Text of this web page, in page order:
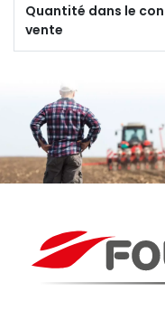
Quantité dans le
vente